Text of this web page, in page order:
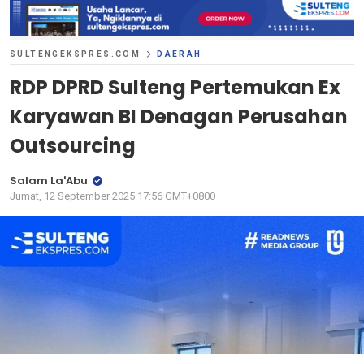
SULTENGEKSPRES.COM DAERAH
RDP DPRD Sulteng Pertemukan Ex
Karyawan BI Denagan Perusahan
Outsourcing
Salam La'Abu
Jumat, 12 September 2025 17:56 GMT+0800